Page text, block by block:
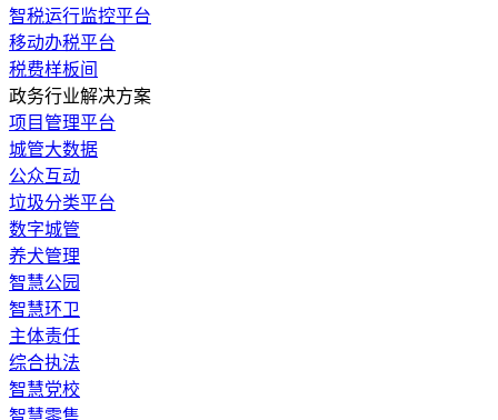
智税运行监控平台
移动办税平台
税费样板间
政务行业解决方案
​项目管理平台
城管大数据
公众互动
垃圾分类平台
数字城管
养犬管理
智慧公园
智慧环卫
主体责任
综合执法
智慧党校
智慧零售